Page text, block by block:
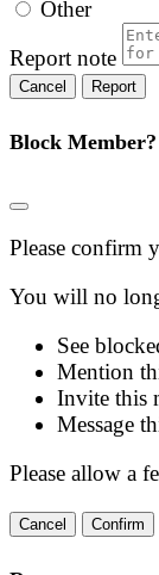
Other
Report note
Report
Block Member?
Please confirm
You will no
See
Mention
Invite this
Message
Please allow a
Confirm